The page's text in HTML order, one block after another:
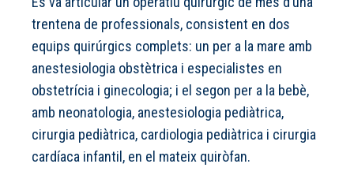
trentena de professionals, consistent en dos
equips quirúrgics complets: un per a la mare amb
anestesiologia obstètrica i especialistes en
obstetrícia i ginecologia; i el segon per a la bebè,
amb neonatologia, anestesiologia pediàtrica,
cirurgia pediàtrica, cardiologia pediàtrica i cirurgia
cardíaca infantil, en el mateix quiròfan.